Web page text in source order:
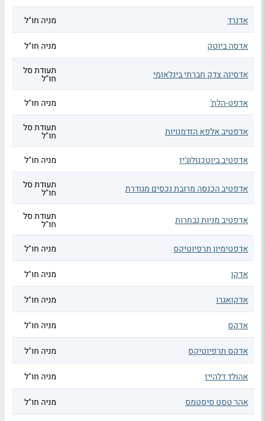
אדנרד מניה חו"ל
אדסה ביוטק מניה חו"ל
אדסינה צדק חברתי בינלאומי תעודת סל
חו"ל
אדפט-הלת'
מניה חו"ל
אדפטיב אלפא הזדמנויות תעודת סל
חו"ל
אדפטיב ביוטכנולוג'יז
מניה חו"ל
אדפטיב הכנסה מרובת נכסים מגודרת תעודת סל
חו"ל
אדפטיב מניות נבחרות תעודת סל
חו"ל
אדפטימיון תרפיוטיקס
מניה חו"ל
אדקו מניה חו"ל
אדקואגרו מניה חו"ל
אדקס מניה חו"ל
אדקס תרפיוטיקס מניה חו"ל
אהולד דלהייז מניה חו"ל
אהר טסט סיסטמס מניה חו"ל